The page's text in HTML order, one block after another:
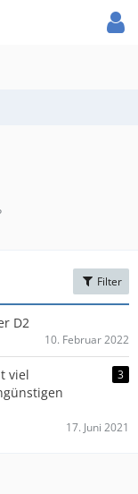
Filter
D2
10. Februar 2022
viel
3
17. Juni 2021